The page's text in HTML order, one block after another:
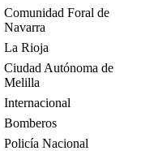
Comunidad Foral de
Navarra
La Rioja
Ciudad Autónoma de
Melilla
Internacional
Bomberos
Policía Nacional